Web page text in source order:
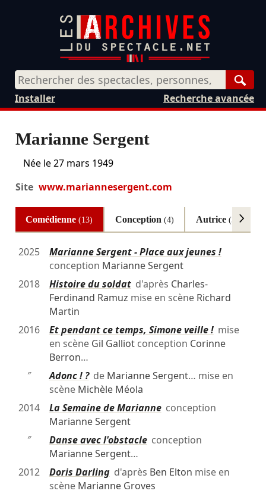
Recherche avancée
Installer
Marianne Sergent
Née le27 mars 1949
Site www.mariannesergent.com
Comédienne(13) Conception (4) Autrice(3)
2025
Marianne Sergent - Place aux jeunes !
conception Marianne Sergent
2018
Histoire du soldatd'après Charles-
Ferdinand Ramuz mise en scène Richard
Martin
2016
Et pendant ce temps, Simone veille !mise
en scène Gil Galliotconception Corinne
Berron…
″
Adonc ! ?de Marianne Sergent… mise en
scène Michèle Méola
2014
La Semaine de Marianneconception
Marianne Sergent
″
Danse avec l'obstacleconception
Marianne Sergent…
2012
Doris Darlingd'après Ben Elton mise en
scène Marianne Groves